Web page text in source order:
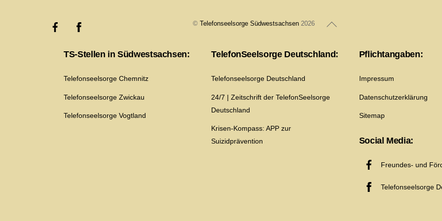
Back
©Telefonseelsorge Südwestsachsen 2026
TS-Stellen in Südwestsachsen:
Telefonseelsorge Chemnitz
Telefonseelsorge Zwickau
Telefonseelsorge Vogtland
TelefonSeelsorge Deutschland:
Telefonseelsorge Deutschland
24/7 | Zeitschrift der TelefonSeelsorge
Deutschland
Krisen-Kompass: APP zur
Suizidprävention
Pflichtangaben:
Impressum
Datenschutzerklärung
Sitemap
Social Media:
Freundes- und
Telefonseelsorge